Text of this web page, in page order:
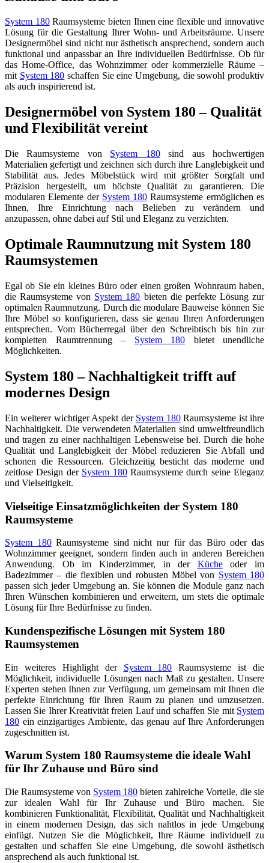
System 180Raumsysteme bieten Ihnen eine flexible und innovative
Lösung für die Gestaltung Ihrer Wohn- und Arbeitsräume. Unsere
Designermöbel sind nicht nur ästhetisch ansprechend, sondern auch
funktional und anpassbar an Ihre individuellen Bedürfnisse. Ob für
das Home-Office, das Wohnzimmer oder kommerzielle Räume –
mit System 180 schaffen Sie eine Umgebung, die sowohl produktiv
als auch inspirierend ist.
Designermöbel von System 180 – Qualität
und Flexibilität vereint
Die Raumsysteme von System 180sind aus hochwertigen
Materialien gefertigt und zeichnen sich durch ihre Langlebigkeit und
Stabilität aus. Jedes Möbelstück wird mit größter Sorgfalt und
Präzision hergestellt, um höchste Qualität zu garantieren. Die
modularen Elemente der System 180 Raumsysteme ermöglichen es
Ihnen, Ihre Einrichtung nach Belieben zu verändern und
anzupassen, ohne dabei auf Stil und Eleganz zu verzichten.
Optimale Raumnutzung mit System 180
Raumsystemen
Egal ob Sie ein kleines Büro oder einen großen Wohnraum haben,
die Raumsysteme von System 180 bieten die perfekte Lösung zur
optimalen Raumnutzung. Durch die modulare Bauweise können Sie
Ihre Möbel so konfigurieren, dass sie genau Ihren Anforderungen
entsprechen. Vom Bücherregal über den Schreibtisch bis hin zur
kompletten Raumtrennung – System 180 bietet unendliche
Möglichkeiten.
System 180 – Nachhaltigkeit trifft auf
modernes Design
Ein weiterer wichtiger Aspekt der System 180Raumsysteme ist ihre
Nachhaltigkeit. Die verwendeten Materialien sind umweltfreundlich
und tragen zu einer nachhaltigen Lebensweise bei. Durch die hohe
Qualität und Langlebigkeit der Möbel reduzieren Sie Abfall und
schonen die Ressourcen. Gleichzeitig besticht das moderne und
zeitlose Design der System 180Raumsysteme durch seine Eleganz
und Vielseitigkeit.
Vielseitige Einsatzmöglichkeiten der System 180
Raumsysteme
System 180Raumsysteme sind nicht nur für das Büro oder das
Wohnzimmer geeignet, sondern finden auch in anderen Bereichen
Anwendung. Ob im Kinderzimmer, in der Kücheoder im
Badezimmer – die flexiblen und robusten Möbel von System 180
passen sich jeder Umgebung an. Sie können die Module ganz nach
Ihren Wünschen kombinieren und erweitern, um stets die optimale
Lösung für Ihre Bedürfnisse zu finden.
Kundenspezifische Lösungen mit System 180
Raumsystemen
Ein weiteres Highlight der System 180 Raumsysteme ist die
Möglichkeit, individuelle Lösungen nach Maß zu gestalten. Unsere
Experten stehen Ihnen zur Verfügung, um gemeinsam mit Ihnen die
perfekte Einrichtung für Ihren Raum zu planen und umzusetzen.
Lassen Sie Ihrer Kreativität freien Lauf und schaffen Sie mit System
180 ein einzigartiges Ambiente, das genau auf Ihre Anforderungen
zugeschnitten ist.
Warum System 180 Raumsysteme die ideale Wahl
für Ihr Zuhause und Büro sind
Die Raumsysteme von System 180 bieten zahlreiche Vorteile, die sie
zur idealen Wahl für Ihr Zuhause und Büro machen. Sie
kombinieren Funktionalität, Flexibilität, Qualität und Nachhaltigkeit
in einem modernen Design, das sich nahtlos in jede Umgebung
einfügt. Nutzen Sie die Möglichkeit, Ihre Räume individuell zu
gestalten und schaffen Sie eine Umgebung, die sowohl ästhetisch
ansprechend als auch funktional ist.